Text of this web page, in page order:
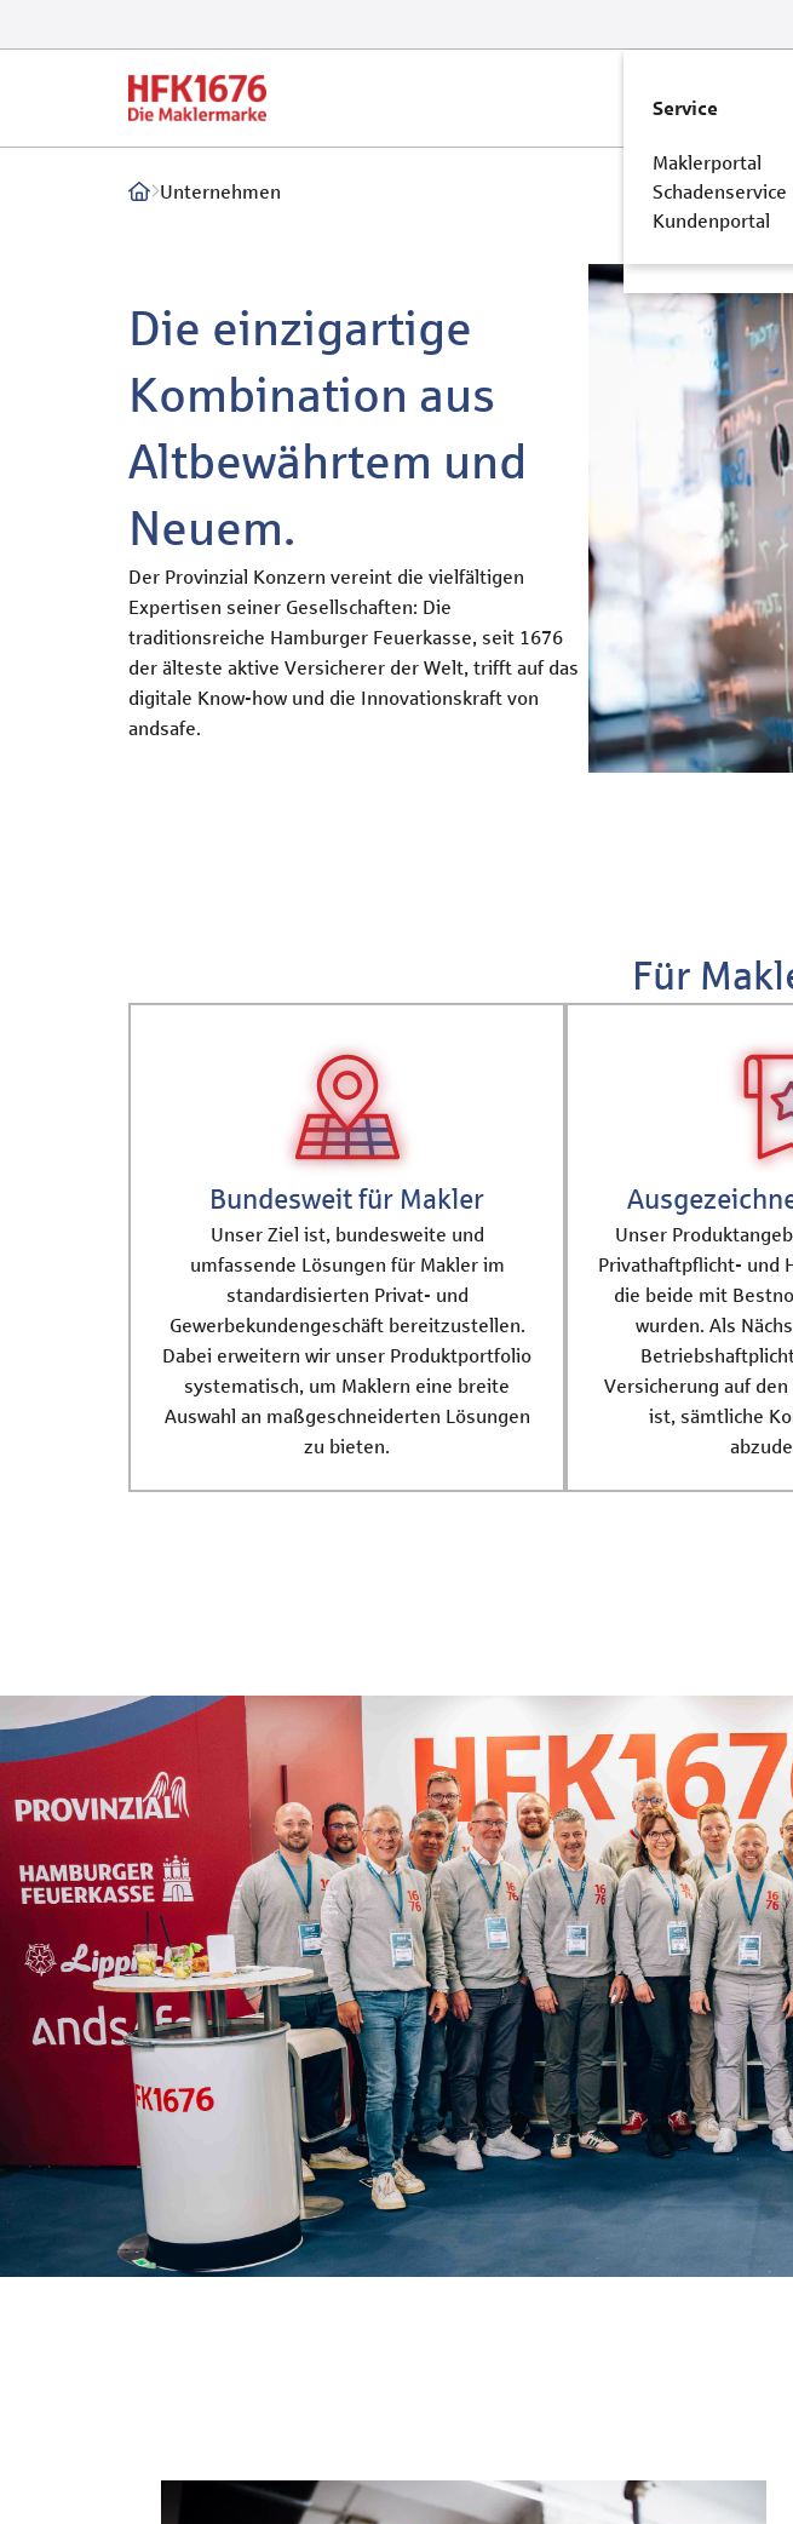
Versicherungen
Versicherungen
Kfz-Versicherung
Service
Maklerportal
Schadenservice
Kundenportal
Unternehmen
Die einzigartige
Kombination aus
Altbewährtem und
Neuem.
Der Provinzial Konzern vereint die vielfältigen
Expertisen seiner Gesellschaften: Die
traditionsreiche Hamburger Feuerkasse, seit 1676
der älteste aktive Versicherer der Welt, trifft auf das
digitale Know-how und die Innovationskraft von
andsafe.
Für
Bundesweit für Makler
Unser Ziel ist, bundesweite und
umfassende Lösungen für Makler im
standardisierten Privat- und
Gewerbekundengeschäft bereitzustellen.
Dabei erweitern wir unser Produktportfolio
systematisch, um Maklern eine breite
Auswahl an maßgeschneiderten Lösungen
zu bieten.
Unser
Privathaftpflicht- und
die beide mit
wurden. Als
Versicherung auf
ist, sämtliche